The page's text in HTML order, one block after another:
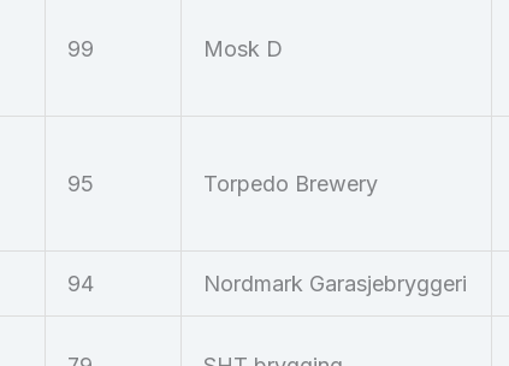
99 Mosk D
95 Torpedo Brewery
94 Nordmark Garasjebryggeri